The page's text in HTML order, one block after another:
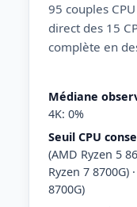
95 couples
direct des 15
complète en
Médiane
4K: 0%
Seuil CPU
(AMD Ryzen 5
Ryzen 7 8700G)
8700G)